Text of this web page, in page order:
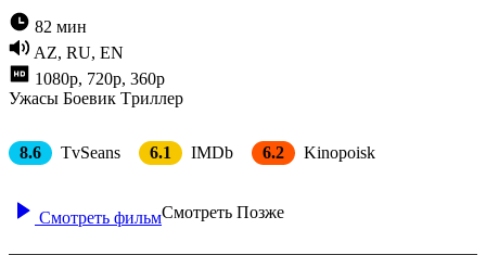
82 мин
AZ, RU, EN
1080p, 720p, 360p
Ужасы Боевик Tриллер
8.6 TvSeans 6.1 IMDb 6.2 Kinopoisk
Смотреть фильмСмотреть Позже